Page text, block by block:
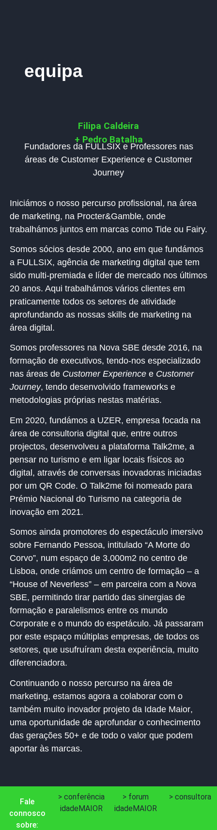
equipa
Filipa Caldeira
+ Pedro Batalha
Fundadores da FULLSIX e Professores nas
áreas de Customer Experience e Customer
Journey
Iniciámos o nosso percurso profissional, na área
de marketing, na Procter&Gamble, onde
trabalhámos juntos em marcas como Tide ou Fairy.
Somos sócios desde 2000, ano em que fundámos
a FULLSIX, agência de marketing digital que tem
sido multi-premiada e líder de mercado nos últimos
20 anos. Aqui trabalhámos vários clientes em
praticamente todos os setores de atividade
aprofundando as nossas skills de marketing na
área digital.
Somos professores na Nova SBE desde 2016, na
formação de executivos, tendo-nos especializado
nas áreas de Customer Experience e Customer
Journey, tendo desenvolvido frameworks e
metodologias próprias nestas matérias.
Em 2020, fundámos a UZER, empresa focada na
área de consultoria digital que, entre outros
projectos, desenvolveu a plataforma Talk2me, a
pensar no turismo e em ligar locais físicos ao
digital, através de conversas inovadoras iniciadas
por um QR Code. O Talk2me foi nomeado para
Prémio Nacional do Turismo na categoria de
inovação em 2021.
Somos ainda promotores do espectáculo imersivo
sobre Fernando Pessoa, intitulado “A Morte do
Corvo”, num espaço de 3,000m2 no centro de
Lisboa, onde criámos um centro de formação – a
“House of Neverless” – em parceira com a Nova
SBE, permitindo tirar partido das sinergias de
formação e paralelismos entre os mundo
Corporate e o mundo do espetáculo. Já passaram
por este espaço múltiplas empresas, de todos os
setores, que usufruíram desta experiência, muito
diferenciadora.
Continuando o nosso percurso na área de
marketing, estamos agora a colaborar com o
também muito inovador projeto da Idade Maior,
uma oportunidade de aprofundar o conhecimento
das gerações 50+ e de todo o valor que podem
aportar às marcas.
Fale
connosco
sobre:
> conferência
idadeMAIOR
> forum
idadeMAIOR
> consultora